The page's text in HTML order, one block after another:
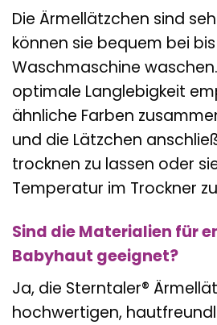
Die Ärmellätzchen sind
können sie bequem bei
Waschmaschine
optimale Langlebigkeit
ähnliche Farben
und die Lätzchen
trocknen zu lassen oder
Temperatur im Trockner
Sind die Materialien für
Babyhaut geeignet?
Ja, die Sterntaler®
hochwertigen,